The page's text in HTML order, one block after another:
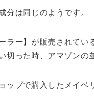
分は同じのようです。
ラー】が販売されて
切った時、アマゾンの
ップで購入したメイ